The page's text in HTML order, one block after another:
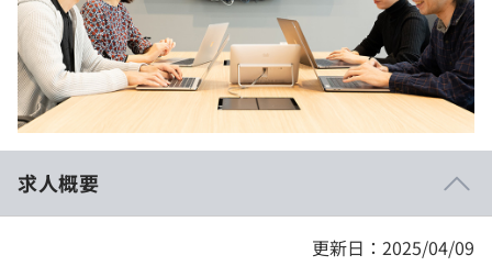
個人向けプラン
法人向けプラン
学校向けプラン
契約内容・クーポン
求人概要
更新日：2025/04/09